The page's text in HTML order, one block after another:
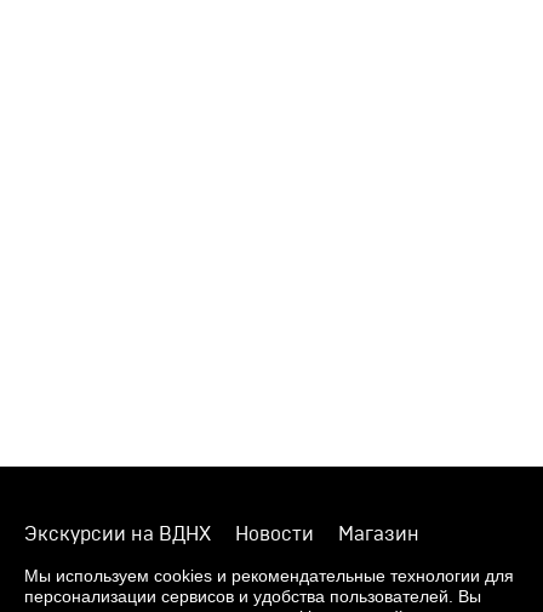
Экскурсии на ВДНХ Новости
Магазин
О музее
Фонды
Виртуальный музей
Мы используем cookies и рекомендательные технологии для
персонализации сервисов и удобства пользователей. Вы